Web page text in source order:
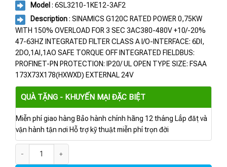
Model : 6SL3210-1KE12-3AF2
Description: SINAMICS G120C RATED POWER 0,75KW
WITH 150% OVERLOAD FOR 3 SEC 3AC380-480V +10/-20%
47-63HZ INTEGRATED FILTER CLASS A I/O-INTERFACE: 6DI,
2DO,1AI,1AO SAFE TORQUE OFF INTEGRATED FIELDBUS:
PROFINET-PN PROTECTION: IP20/ UL OPEN TYPE SIZE: FSAA
173X73X178(HXWXD) EXTERNAL 24V
QUÀ TẶNG - KHUYẾN MẠI ĐẶC BIỆT
Miễn phí giao hàng Bảo hành chính hãng 12 tháng Lắp đặt và
vận hành tận nơi Hỗ trợ kỹ thuật miễn phí trọn đời